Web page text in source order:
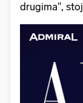
drugima",